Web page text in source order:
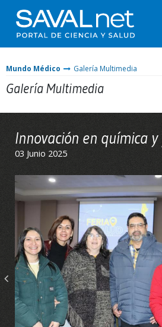
Mundo Médico Galería Multimedia
Galería Multimedia
Innovación en química
03 Junio 2025